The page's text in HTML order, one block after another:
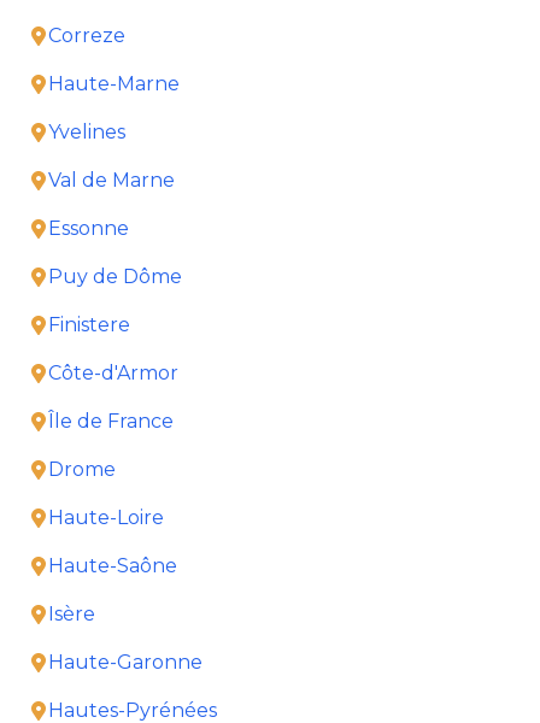
Correze
Haute-Marne
Yvelines
Val de Marne
Essonne
Puy de Dôme
Finistere
Côte-d'Armor
Île de France
Drome
Haute-Loire
Haute-Saône
Isère
Haute-Garonne
Hautes-Pyrénées